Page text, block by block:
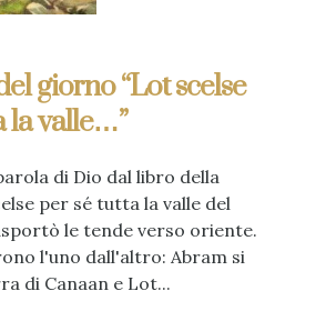
giorno “Lot scelse
la valle…”
di Dio dal libro della
per sé tutta la valle del
le tende verso oriente.
l'uno dall'altro: Abram si
di Canaan e Lot...